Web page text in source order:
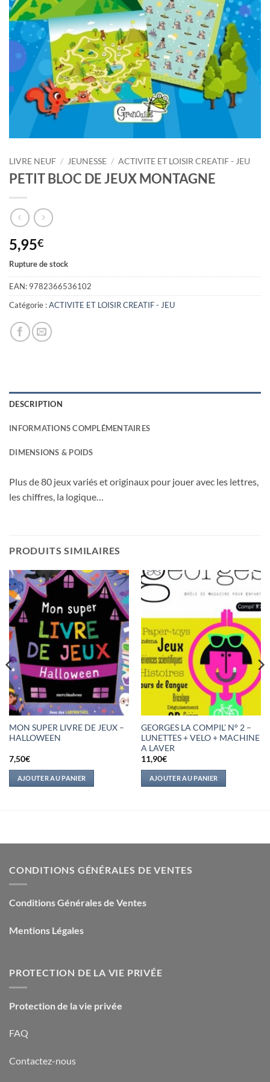
LIVRE NEUF / JEUNESSE / ACTIVITE ET LOISIR CREATIF - JEU
PETIT BLOC DE JEUX MONTAGNE
5,95€
Rupture de stock
EAN: 9782366536102
Catégorie :ACTIVITE ET LOISIR CREATIF - JEU
DESCRIPTION
INFORMATIONS COMPLÉMENTAIRES
DIMENSIONS & POIDS
Plus de 80 jeux variés et originaux pour jouer avec les lettres,
les chiffres, la logique…
PRODUITS SIMILAIRES
MON SUPER LIVRE DE JEUX –
HALLOWEEN
7,50€
AJOUTER AU PANIER
GEORGES LA COMPIL’ N° 2 –
LUNETTES + VELO + MACHINE
A LAVER
11,90€
AJOUTER AU PANIER
CONDITIONS GÉNÉRALES DE VENTES
Conditions Générales de Ventes
Mentions Légales
PROTECTION DE LA VIE PRIVÉE
Protection de la vie privée
FAQ
Contactez-nous